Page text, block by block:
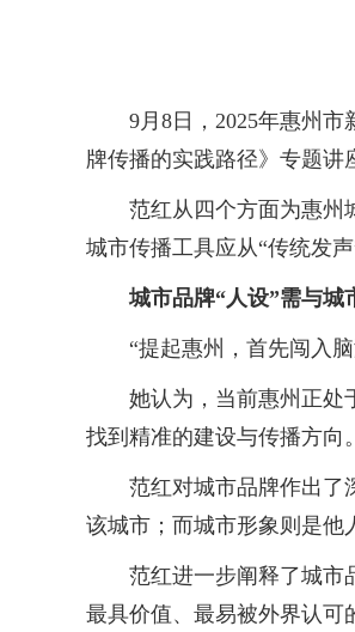
9月8日，2025年惠州市
牌传播的实践路径》专题讲
范红从四个方面为惠州城
城市传播工具应从“传统发
城市品牌“人设”需与城
“提起惠州，首先闯入脑
她认为，当前惠州正处于
找到精准的建设与传播方向。
范红对城市品牌作出了深
该城市；而城市形象则是他
范红进一步阐释了城市品
最具价值、最易被外界认可